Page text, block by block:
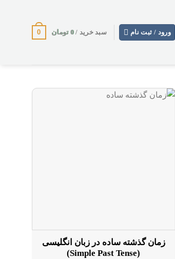
ورود / ثبت نام سبد خرید /0 تومان 0
زمان گذشته ساده در زبان انگلیسی
(Simple Past Tense)